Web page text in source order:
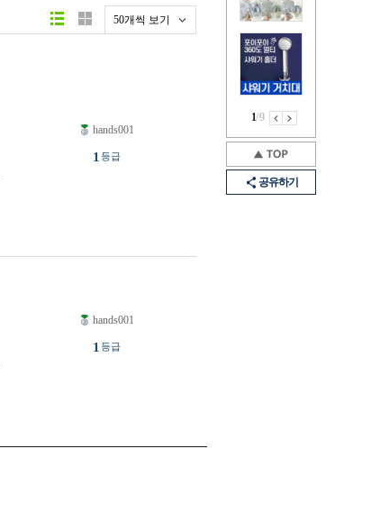
1/9
공유하기
50개씩 보기
hands001
1 등급
hands001
1 등급